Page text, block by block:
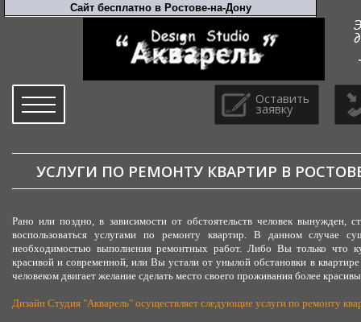
Оставить
заявку
УСЛУГИ ПО РЕМОНТУ КВАРТИР В
Рано или поздно, в зависимости от обстоятельств человек вынужден,
воспользоваться услугами по ремонту квартир. В данном случае
необходимостью выполнения ремонтных работ. Либо Вы только что
красивой и современной, или Вы устали от унылой обстановки в
человеком двигает желание сделать место своего проживания более
Дизайн Студия "Акварель" осуществляет следующие услуги по ремонту